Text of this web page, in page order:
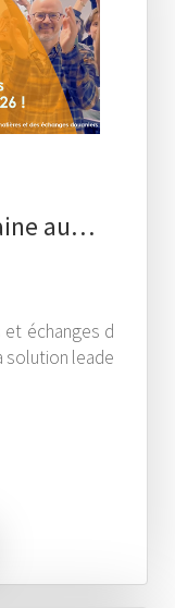
au…
échanges d
solution leade